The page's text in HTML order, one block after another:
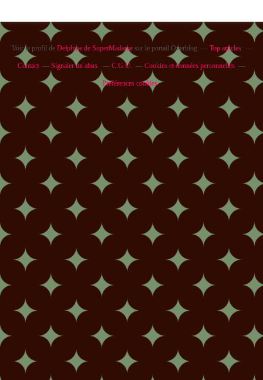
Voir le profil de Delphine de SuperMadamesur le portail Overblog Top articles
Contact Signaler un abus C.G.U. Cookies et données personnelles
Préférences cookies